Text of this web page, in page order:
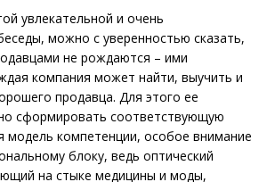
увлекательной и очень
можно с уверенностью сказать,
не рождаются – ими
компания может найти, выучить и
продавца. Для этого ее
сформировать соответствующую
модель компетенции, особое внимание
блоку, ведь оптический
на стыке медицины и моды,